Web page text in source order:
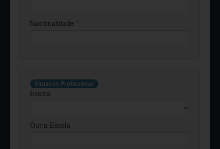
Nacionalidade *
Situacao Profissional
Escola
Outra Escola